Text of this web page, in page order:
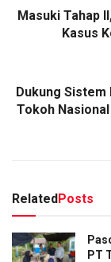
Masuki Tahap
Kasus
Dukung
Tokoh
RelatedPosts
PT